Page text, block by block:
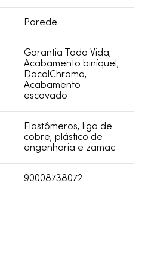
Parede
Garantia Toda Vida,
Acabamento biníquel,
DocolChroma,
Acabamento
escovado
Elastômeros, liga de
cobre, plástico de
engenharia e zamac
90008738072